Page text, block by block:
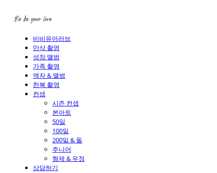
비비유어러브
만삭 촬영
성장 앨범
가족 촬영
액자 & 앨범
한복 촬영
컨셉
시즌 컨셉
본아트
50일
100일
200일 & 돌
주니어
형제 & 우정
상담하기